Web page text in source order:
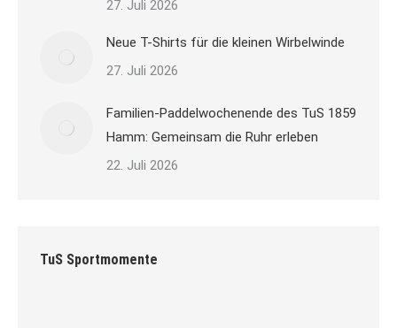
27. Juli 2026
Neue T-Shirts für die kleinen Wirbelwinde
27. Juli 2026
Familien-Paddelwochenende des TuS 1859
Hamm: Gemeinsam die Ruhr erleben
22. Juli 2026
TuS Sportmomente